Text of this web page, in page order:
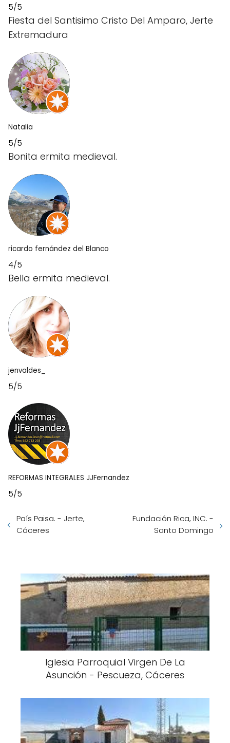
5/5
Fiesta del Santisimo Cristo Del Amparo, Jerte
Extremadura
Natalia
5/5
Bonita ermita medieval.
ricardo fernández del Blanco
4/5
Bella ermita medieval.
jenvaldes_
5/5
REFORMAS INTEGRALES JJFernandez
5/5
País Paisa. - Jerte,
Cáceres
Fundación Rica, INC. -
Santo Domingo
Iglesia Parroquial Virgen De La
Asunción - Pescueza, Cáceres